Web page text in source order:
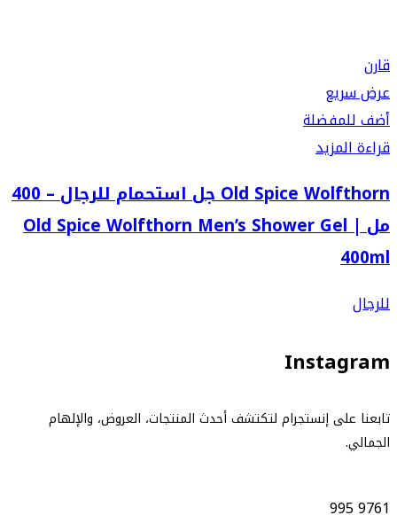
قارن
عرض سريع
أضف للمفضلة
قراءة المزيد
Old Spice Wolfthorn جل استحمام للرجال – 400
مل | Old Spice Wolfthorn Men’s Shower Gel
400ml
للرجال
Instagram
تابعنا على إنستجرام لتكتشف أحدث المنتجات، العروض، والإلهام
الجمالي.
9761
995